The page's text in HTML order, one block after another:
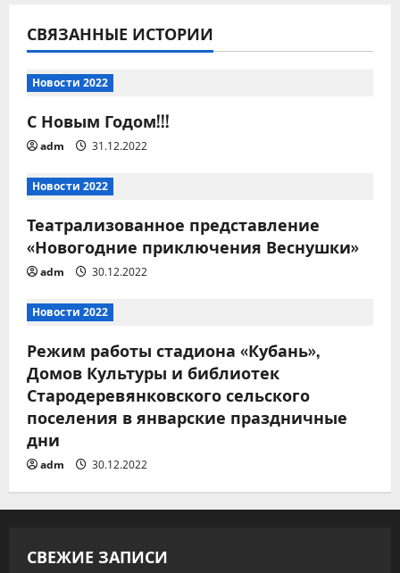
а
ц
и
я
п
о
з
а
п
и
с
я
м
СВЯЗАННЫЕ ИСТОРИИ
Новости 2022
С Новым Годом!!!
adm 31.12.2022
Новости 2022
Театрализованное представление
«Новогодние приключения Веснушки»
adm 30.12.2022
Новости 2022
Режим работы стадиона «Кубань»,
Домов Культуры и библиотек
Стародеревянковского сельского
поселения в январские праздничные
дни
adm 30.12.2022
СВЕЖИЕ ЗАПИСИ